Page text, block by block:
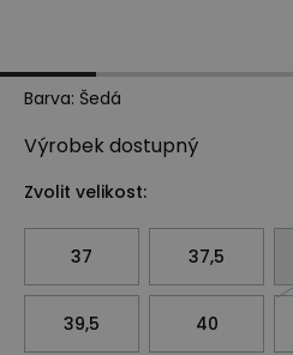
Barva: Šedá
Výrobek dostupný
Zvolit velikost:
37 37,5
39,5 40